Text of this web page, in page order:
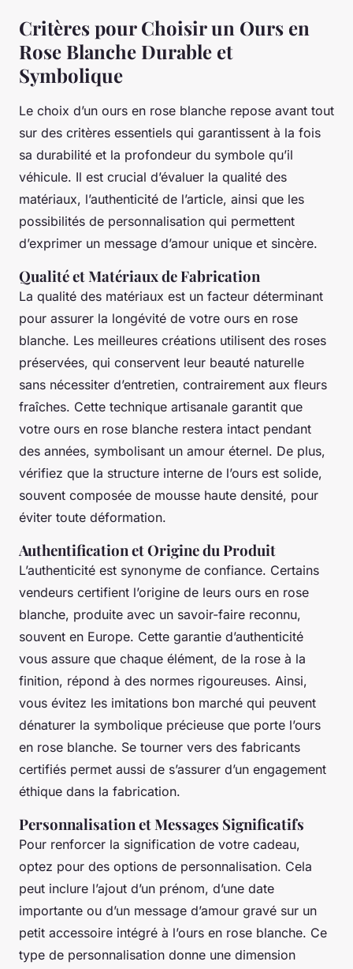
Critères pour Choisir un Ours en
Rose Blanche Durable et
Symbolique
Le choix d’un ours en rose blanche repose avant tout
sur des critères essentiels qui garantissent à la fois
sa durabilité et la profondeur du symbole qu’il
véhicule. Il est crucial d’évaluer la qualité des
matériaux, l’authenticité de l’article, ainsi que les
possibilités de personnalisation qui permettent
d’exprimer un message d’amour unique et sincère.
Qualité et Matériaux de Fabrication
La qualité des matériaux est un facteur déterminant
pour assurer la longévité de votre ours en rose
blanche. Les meilleures créations utilisent des roses
préservées, qui conservent leur beauté naturelle
sans nécessiter d’entretien, contrairement aux fleurs
fraîches. Cette technique artisanale garantit que
votre ours en rose blanche restera intact pendant
des années, symbolisant un amour éternel. De plus,
vérifiez que la structure interne de l’ours est solide,
souvent composée de mousse haute densité, pour
éviter toute déformation.
Authentification et Origine du Produit
L’authenticité est synonyme de confiance. Certains
vendeurs certifient l’origine de leurs ours en rose
blanche, produite avec un savoir-faire reconnu,
souvent en Europe. Cette garantie d’authenticité
vous assure que chaque élément, de la rose à la
finition, répond à des normes rigoureuses. Ainsi,
vous évitez les imitations bon marché qui peuvent
dénaturer la symbolique précieuse que porte l’ours
en rose blanche. Se tourner vers des fabricants
certifiés permet aussi de s’assurer d’un engagement
éthique dans la fabrication.
Personnalisation et Messages Significatifs
Pour renforcer la signification de votre cadeau,
optez pour des options de personnalisation. Cela
peut inclure l’ajout d’un prénom, d’une date
importante ou d’un message d’amour gravé sur un
petit accessoire intégré à l’ours en rose blanche. Ce
type de personnalisation donne une dimension